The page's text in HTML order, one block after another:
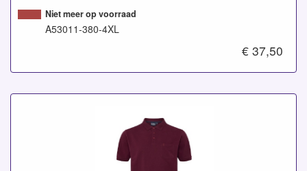
Niet meer op voorraad
A53011-380-4XL
€ 37,50